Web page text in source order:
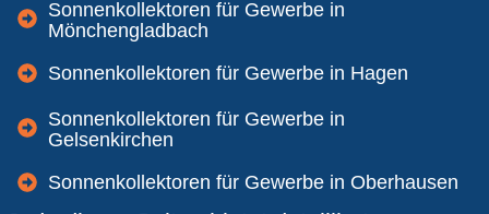
Sonnenkollektoren für Gewerbe in
Mönchengladbach
Sonnenkollektoren für Gewerbe in Hagen
Sonnenkollektoren für Gewerbe in
Gelsenkirchen
Sonnenkollektoren für Gewerbe in Oberhausen